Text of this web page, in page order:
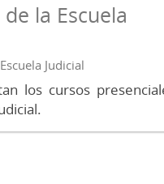
la Escuela
Judicial
los cursos